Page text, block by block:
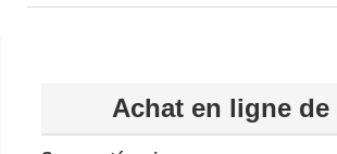
Achat en ligne de